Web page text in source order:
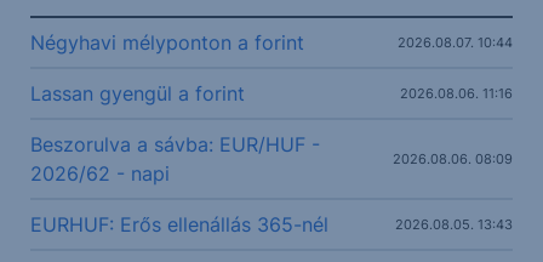
Négyhavi mélyponton a forint 2026.08.07. 10:44
Lassan gyengül a forint 2026.08.06. 11:16
Beszorulva a sávba: EUR/HUF -
2026/62 - napi
2026.08.06. 08:09
EURHUF: Erős ellenállás 365-nél 2026.08.05. 13:43